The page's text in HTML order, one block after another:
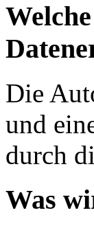
Die
und
durch
Was